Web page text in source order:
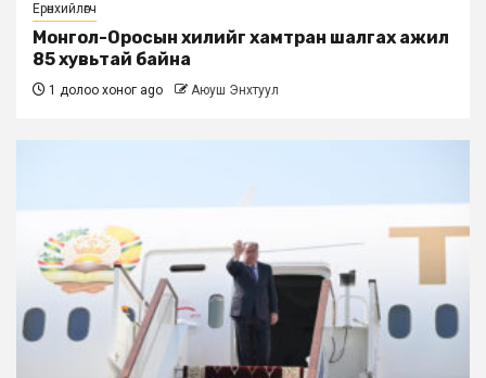
Ерөнхийлөгч
Монгол-Оросын хилийг хамтран шалгах ажил
85 хувьтай байна
1 долоо хоног ago Аюуш Энхтуул